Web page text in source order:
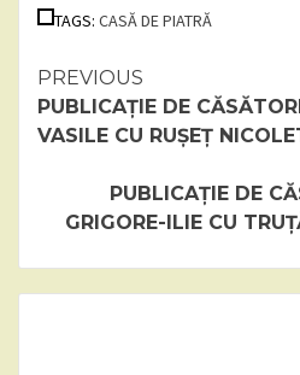
TAGS: CASĂ DE PIATRĂ
Continue
Reading
PREVIOUS
PUBLICAȚIE DE
VASILE CU RUȘEȚ
PUBLICAȚIE DE
GRIGORE-ILIE CU